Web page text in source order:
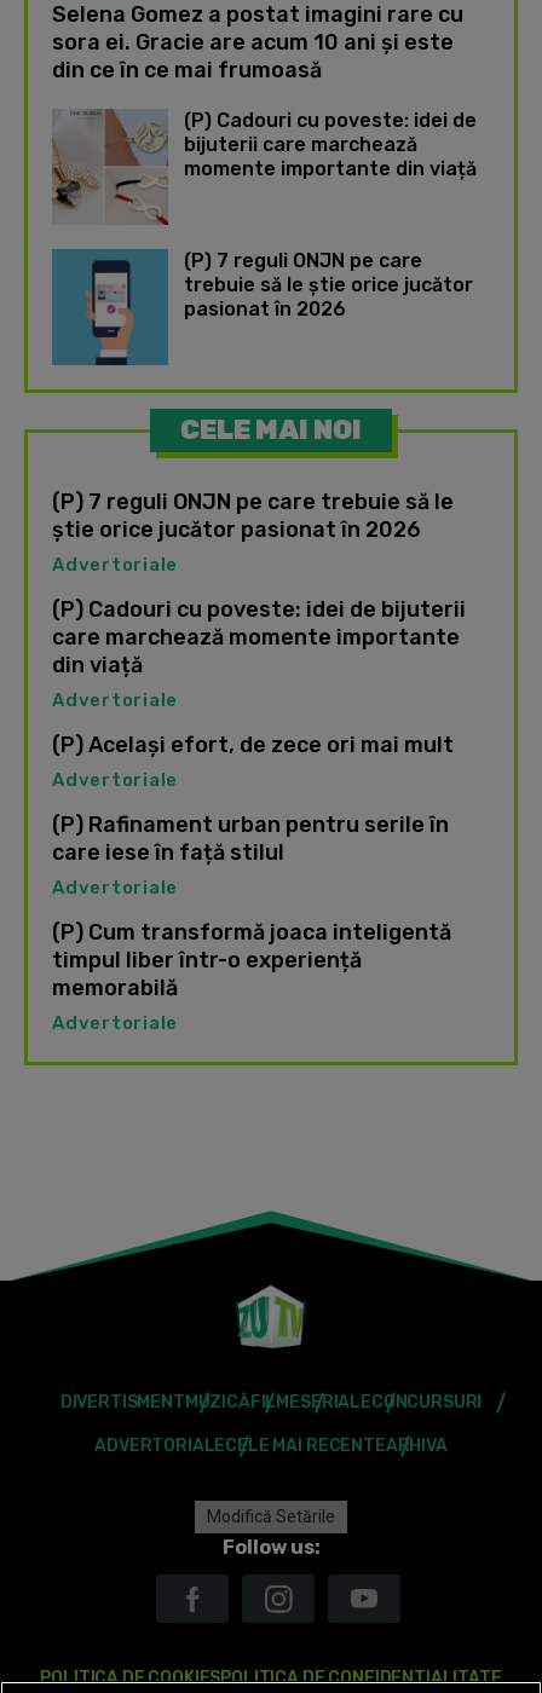
Selena Gomez a postat imagini rare cu
sora ei. Gracie are acum 10 ani și este
din ce în ce mai frumoasă
(P) Cadouri cu poveste: idei de
bijuterii care marchează
momente importante din viață
(P) 7 reguli ONJN pe care
trebuie să le știe orice jucător
pasionat în 2026
CELE MAI NOI
(P) 7 reguli ONJN pe care trebuie să le
știe orice jucător pasionat în 2026
Advertoriale
(P) Cadouri cu poveste: idei de bijuterii
care marchează momente importante
din viață
Advertoriale
(P) Același efort, de zece ori mai mult
Advertoriale
(P) Rafinament urban pentru serile în
care iese în față stilul
Advertoriale
(P) Cum transformă joaca inteligentă
timpul liber într-o experiență
memorabilă
Advertoriale
DIVERTISMENT MUZICĂFILMESERIALECONCURSURI
ADVERTORIALECELE MAI RECENTEARHIVA
Modifică Setările
Follow us:
POLITICA DE COOKIESPOLITICA DE CONFIDENTIALITATE